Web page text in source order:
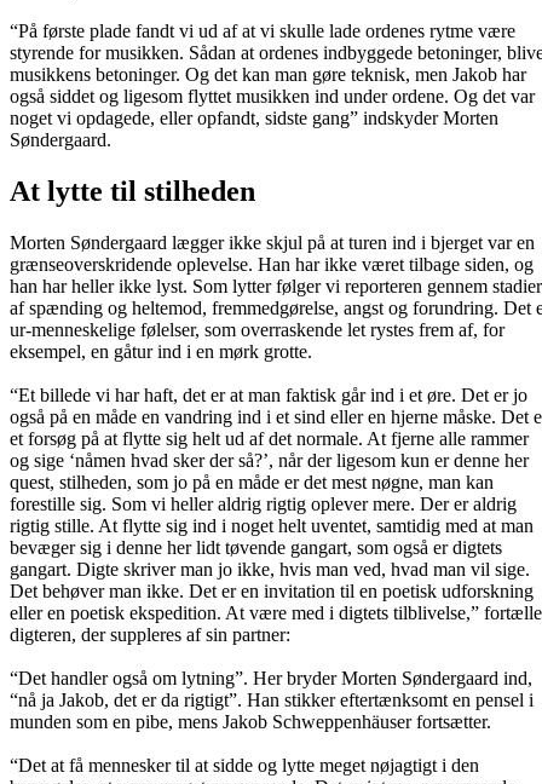
“På første plade fandt vi ud af at vi skulle lade ordenes rytme være
styrende for musikken. Sådan at ordenes indbyggede betoninger,
musikkens betoninger. Og det kan man gøre teknisk, men Jakob har
også siddet og ligesom flyttet musikken ind under ordene. Og det var
noget vi opdagede, eller opfandt, sidste gang” indskyder Morten
Søndergaard.
At lytte til stilheden
Morten Søndergaard lægger ikke skjul på at turen ind i bjerget var en
grænseoverskridende oplevelse. Han har ikke været tilbage siden, og
han har heller ikke lyst. Som lytter følger vi reporteren gennem stadier
af spænding og heltemod, fremmedgørelse, angst og forundring. Det
ur-menneskelige følelser, som overraskende let rystes frem af, for
eksempel, en gåtur ind i en mørk grotte.
“Et billede vi har haft, det er at man faktisk går ind i et øre. Det er jo
også på en måde en vandring ind i et sind eller en hjerne måske. Det
et forsøg på at flytte sig helt ud af det normale. At fjerne alle rammer
og sige ‘nåmen hvad sker der så?’, når der ligesom kun er denne her
quest, stilheden, som jo på en måde er det mest nøgne, man kan
forestille sig. Som vi heller aldrig rigtig oplever mere. Der er aldrig
rigtig stille. At flytte sig ind i noget helt uventet, samtidig med at man
bevæger sig i denne her lidt tøvende gangart, som også er digtets
gangart. Digte skriver man jo ikke, hvis man ved, hvad man vil sige.
Det behøver man ikke. Det er en invitation til en poetisk udforskning
eller en poetisk ekspedition. At være med i digtets tilblivelse,”
digteren, der suppleres af sin partner:
“Det handler også om lytning”. Her bryder Morten Søndergaard ind,
“nå ja Jakob, det er da rigtigt”. Han stikker eftertænksomt en pensel i
munden som en pibe, mens Jakob Schweppenhäuser fortsætter.
“Det at få mennesker til at sidde og lytte meget nøjagtigt i den